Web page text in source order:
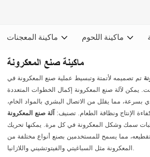
ماكينة المعجنات ماكينة اللحوم
ماكينة صنع المعكرونة
تم تصميمه لأتمتة وتبسيط عملية صنع المعكرونة في
يمكن لآلة صنع المعكرونة إكمال الخطوات المتعددة
بسرعة، مما يقلل من الاتصال البشري بالمواد الخام،
الإنتاج ونظافة الطعام. تصنيف: آلة صنع المعكرونة
سمك وشكل المعكرونة في كل مرة. يمكنها تحريك
مما يسمح للمستخدمين بصنع أنواع مختلفة من